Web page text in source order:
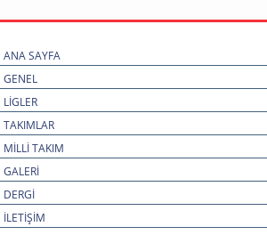
ANA SAYFA
GENEL
LİGLER
TAKIMLAR
MİLLİ TAKIM
GALERİ
DERGİ
İLETİŞİM